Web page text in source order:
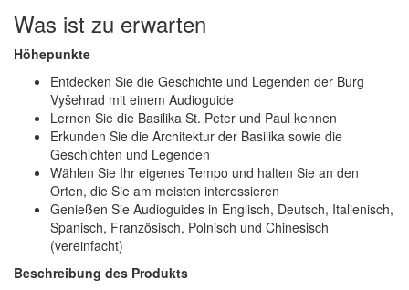
Was ist zu erwarten
Höhepunkte
Entdecken Sie die Geschichte und Legenden der Burg
Vyšehrad mit einem Audioguide
Lernen Sie die Basilika St. Peter und Paul kennen
Erkunden Sie die Architektur der Basilika sowie die
Geschichten und Legenden
Wählen Sie Ihr eigenes Tempo und halten Sie an den
Orten, die Sie am meisten interessieren
Genießen Sie Audioguides in Englisch, Deutsch, Italienisch,
Spanisch, Französisch, Polnisch und Chinesisch
(vereinfacht)
Beschreibung des Produkts